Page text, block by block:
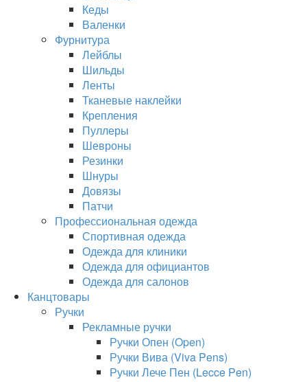
Кеды
Валенки
Фурнитура
Лейблы
Шильды
Ленты
Тканевые наклейки
Крепления
Пуллеры
Шевроны
Резинки
Шнуры
Довязы
Патчи
Профессиональная одежда
Спортивная одежда
Одежда для клиники
Одежда для официантов
Одежда для салонов
Канцтовары
Ручки
Рекламные ручки
Ручки Опен (Open)
Ручки Вива (Viva Pens)
Ручки Лече Пен (Lecce Pen)